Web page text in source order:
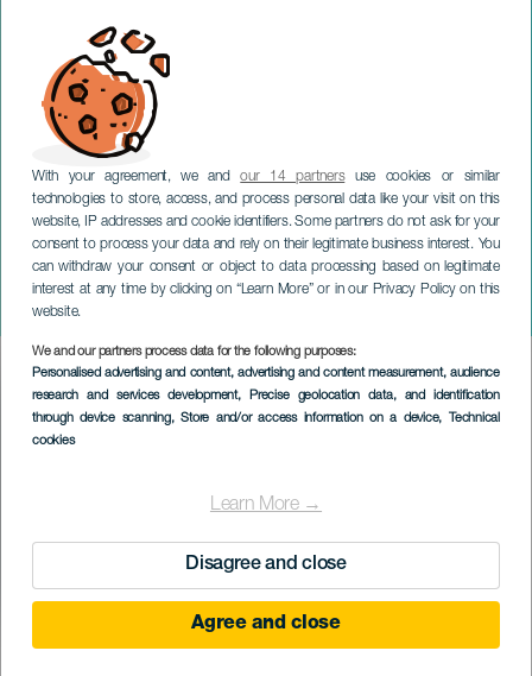
With your agreement, we andour 14 partnersuse cookies or similar
technologies to store, access, and process personal data like your visit on this
website, IP addresses and cookie identifiers. Some partners do not ask for your
consent to process your data and rely on their legitimate business interest. You
can withdraw your consent or object to data processing based on legitimate
interest at any time by clicking on “Learn More” or in our Privacy Policy on this
website.
We and our partners process data for the following purposes:
Personalised advertising and content, advertising and content measurement, audience
research and services development, Precise geolocation data, and identification
through device scanning, Store and/or access information on a device, Technical
cookies
Learn More →
Disagree and close
Agree and close
O. Rumores de Milonga,
Folclor Argentino
GRAN CANARIA
Imagen
Listado